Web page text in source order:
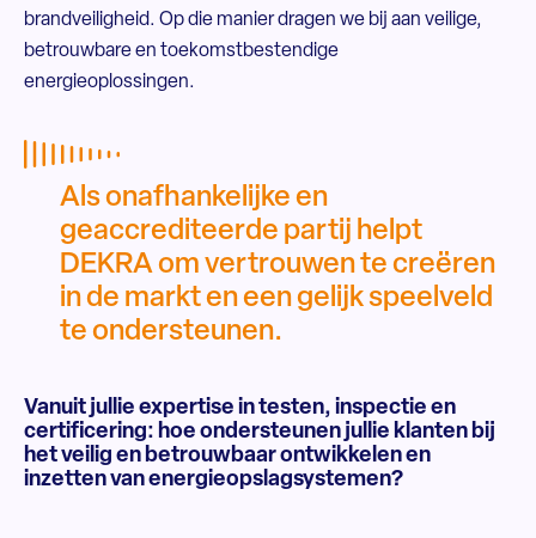
brandveiligheid. Op die manier dragen we bij aan veilige,
betrouwbare en toekomstbestendige
energieoplossingen.
Als onafhankelijke en
geaccrediteerde partij helpt
DEKRA om vertrouwen te creëren
in de markt en een gelijk speelveld
te ondersteunen.
Vanuit jullie expertise in testen, inspectie en
certificering: hoe ondersteunen jullie klanten bij
het veilig en betrouwbaar ontwikkelen en
inzetten van energieopslagsystemen?